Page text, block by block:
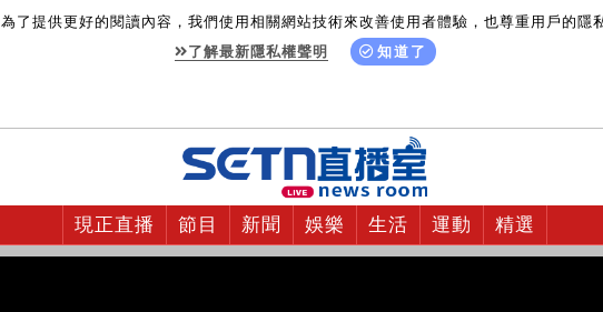
為了提供更好的閱讀內容，我們使用相關網站技術來改善使用者體驗，也尊重用戶的隱
了解最新隱私權聲明
知道了
現正直播 節目 新聞 娛樂 生活 運動 精選